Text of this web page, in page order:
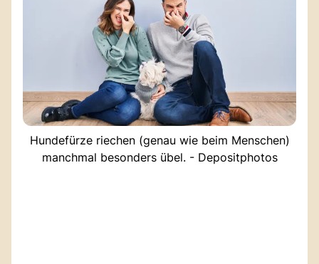
Hundefürze riechen (genau wie beim Menschen)
manchmal besonders übel. - Depositphotos